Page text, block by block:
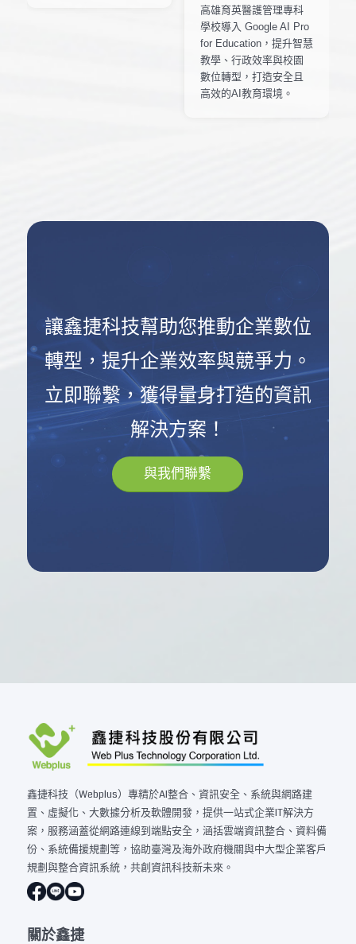
高雄育英醫護管理專科
學校導入 Google AI Pro
for Education，提升智慧
教學、行政效率與校園
數位轉型，打造安全且
高效的AI教育環境。
讓鑫捷科技幫助您推動企業數位
轉型，提升企業效率與競爭力。
立即聯繫，獲得量身打造的資訊
解決方案！
與我們聯繫
鑫捷科技（Webplus）專精於AI整合、資訊安全、系統與網路建
置、虛擬化、大數據分析及軟體開發，提供一站式企業IT解決方
案，服務涵蓋從網路連線到端點安全，涵括雲端資訊整合、資料備
份、系統備援規劃等，協助臺灣及海外政府機關與中大型企業客戶
規劃與整合資訊系統，共創資訊科技新未來。
關於鑫捷